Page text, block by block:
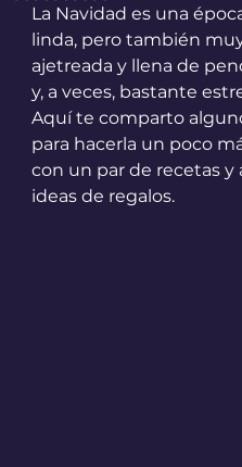
La Navidad es una
linda, pero también
ajetreada y llena de
y, a veces, bastante
Aquí te comparto
para hacerla un poco
con un par de recetas y
ideas de regalos.